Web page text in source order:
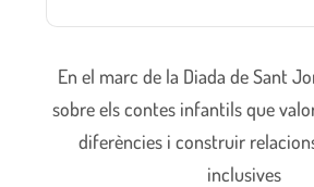
En el marc de la Diada de Sant
sobre els contes infantils que
diferències i construir
inclusives